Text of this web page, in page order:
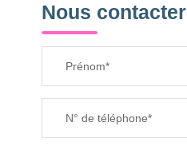
Nous contacter
Prénom*
N° de téléphone*